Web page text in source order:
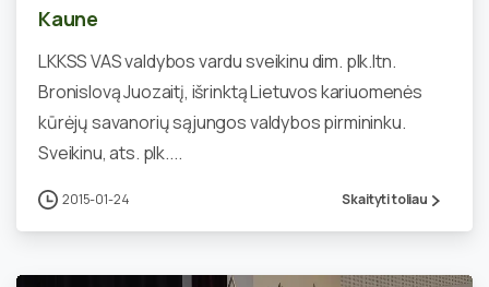
Kaune
LKKSS VAS valdybos vardu sveikinu dim. plk.ltn.
Bronislovą Juozaitį, išrinktą Lietuvos kariuomenės
kūrėjų savanorių sąjungos valdybos pirmininku.
Sveikinu, ats. plk....
2015-01-24 Skaityti toliau